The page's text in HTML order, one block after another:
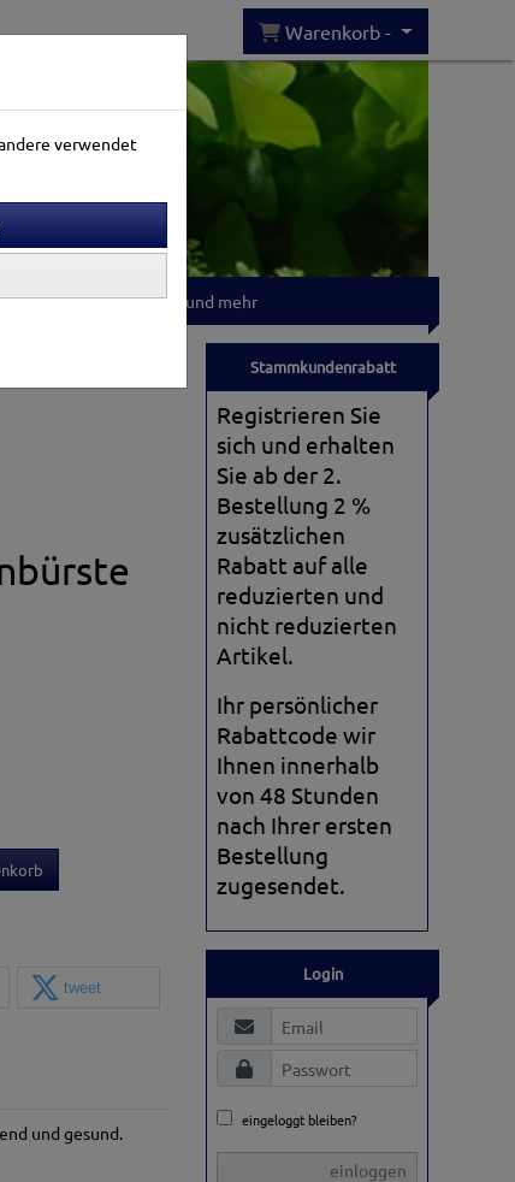
Warenkorb -
T-shirts und mehr
tweet
und gesund.
Stammkundenrabatt
Registrieren Sie
sich und erhalten
Sie ab der 2.
Bestellung 2 %
zusätzlichen
Rabatt auf alle
reduzierten und
nicht reduzierten
Artikel.
Ihr persönlicher
Rabattcode wir
Ihnen innerhalb
von 48 Stunden
nach Ihrer ersten
Bestellung
zugesendet.
Login
eingeloggt bleiben?
einloggen
verwendet